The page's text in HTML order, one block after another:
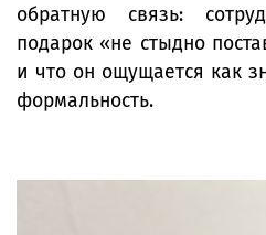
обратную связь:
подарок «не стыдно
и что он ощущается как
формальность.